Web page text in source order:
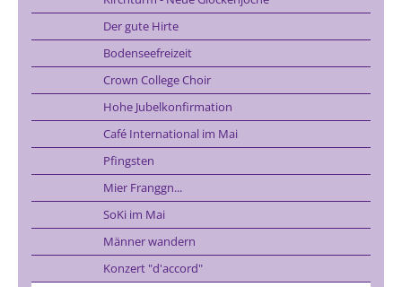
Der gute Hirte
Bodenseefreizeit
Crown College Choir
Hohe Jubelkonfirmation
Café International im Mai
Pfingsten
Mier Franggn...
SoKi im Mai
Männer wandern
Konzert "d'accord"